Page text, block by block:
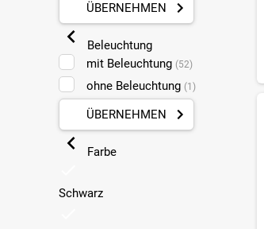
ÜBERNEHMEN
Beleuchtung
mit Beleuchtung (52)
ohne Beleuchtung (1)
ÜBERNEHMEN
Farbe
Schwarz